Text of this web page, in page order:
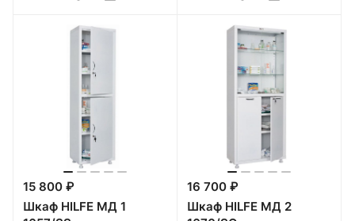
15 800 ₽
Шкаф HILFE МД 1
16 700 ₽
Шкаф HILFE МД 2